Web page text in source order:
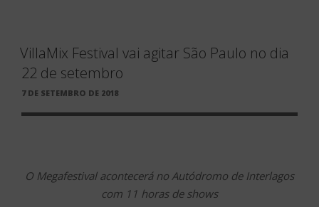
VillaMix Festival vai agitar São Paulo no dia
22 de setembro
PUBLICADO
7 DE SETEMBRO DE 2018
O Megafestival acontecerá no Autódromo de Interlagos
com 11 horas de shows